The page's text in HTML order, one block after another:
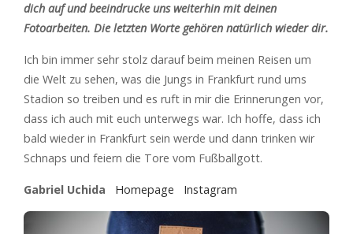
dich auf und beeindrucke uns weiterhin mit deinen
Fotoarbeiten. Die letzten Worte gehören natürlich wieder dir.
Ich bin immer sehr stolz darauf beim meinen Reisen um
die Welt zu sehen, was die Jungs in Frankfurt rund ums
Stadion so treiben und es ruft in mir die Erinnerungen vor,
dass ich auch mit euch unterwegs war. Ich hoffe, dass ich
bald wieder in Frankfurt sein werde und dann trinken wir
Schnaps und feiern die Tore vom Fußballgott.
Gabriel Uchida Homepage Instagram